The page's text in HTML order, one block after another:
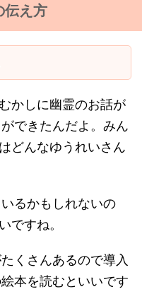
伝え方
かしに幽霊のお話が
できたんだよ。みん
どんなゆうれいさん
るかもしれないの
ですね。
くさんあるので導入
本を読むといいです